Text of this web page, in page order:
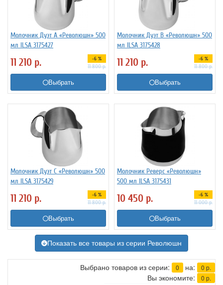
Молочник Дуэт A «Революшн» 500
мл ILSA 3175427
11 210 р. -6 %
11 800р.
Выбрать
Молочник Дуэт B «Революшн» 500
мл ILSA 3175428
11 210 р. -6 %
11 800р.
Выбрать
Молочник Дуэт C «Революшн» 500
мл ILSA 3175429
11 210 р. -6 %
11 800р.
Выбрать
Молочник Реверс «Революшн»
500 мл ILSA 3175431
10 450 р. -6 %
11 000р.
Выбрать
Показать все товары из серии Революшн
Выбрано товаров из серии: 0 на: 0 р.
Вы экономите: 0 р.